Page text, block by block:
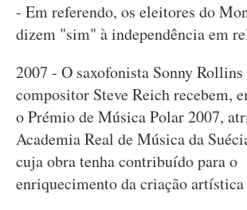
- Em referendo, os eleitores do
dizem "sim" à independência em
2007 - O saxofonista Sonny Rollins
compositor Steve Reich recebem,
o Prémio de Música Polar 2007,
Academia Real de Música da
cuja obra tenha contribuído para o
enriquecimento da criação